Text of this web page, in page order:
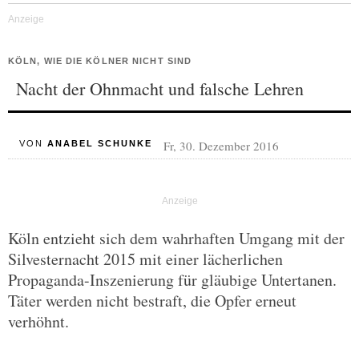
KÖLN, WIE DIE KÖLNER NICHT SIND
Nacht der Ohnmacht und falsche Lehren
VON ANABEL SCHUNKE Fr, 30. Dezember 2016
Köln entzieht sich dem wahrhaften Umgang mit der
Silvesternacht 2015 mit einer lächerlichen
Propaganda-Inszenierung für gläubige Untertanen.
Täter werden nicht bestraft, die Opfer erneut
verhöhnt.